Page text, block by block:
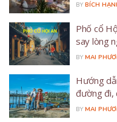
BY BÍCH
Phố cổ
say lòng
BY MAI
Hướng
đường đi,
BY MAI